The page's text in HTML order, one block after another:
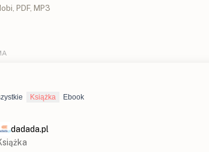
PDF, MP3